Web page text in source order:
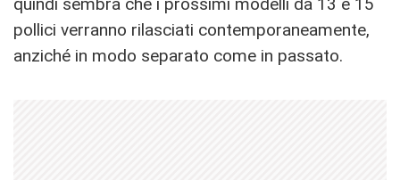
pollici verranno rilasciati contemporaneamente,
anziché in modo separato come in passato.